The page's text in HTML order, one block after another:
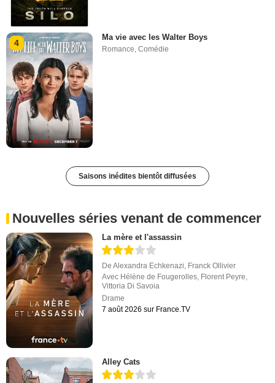
4
Ma vie avec les Walter Boys
Romance ,Comédie
Saisons inédites bientôt diffusées
Nouvelles séries venant de commencer
La mère et l'assassin
DeAlexandra Echkenazi, Franck Ollivier
Avec Hélène de Fougerolles, Florent Peyre,
Vittoria Di Savoia
Drame
7 août 2026 sur France.TV
Alley Cats